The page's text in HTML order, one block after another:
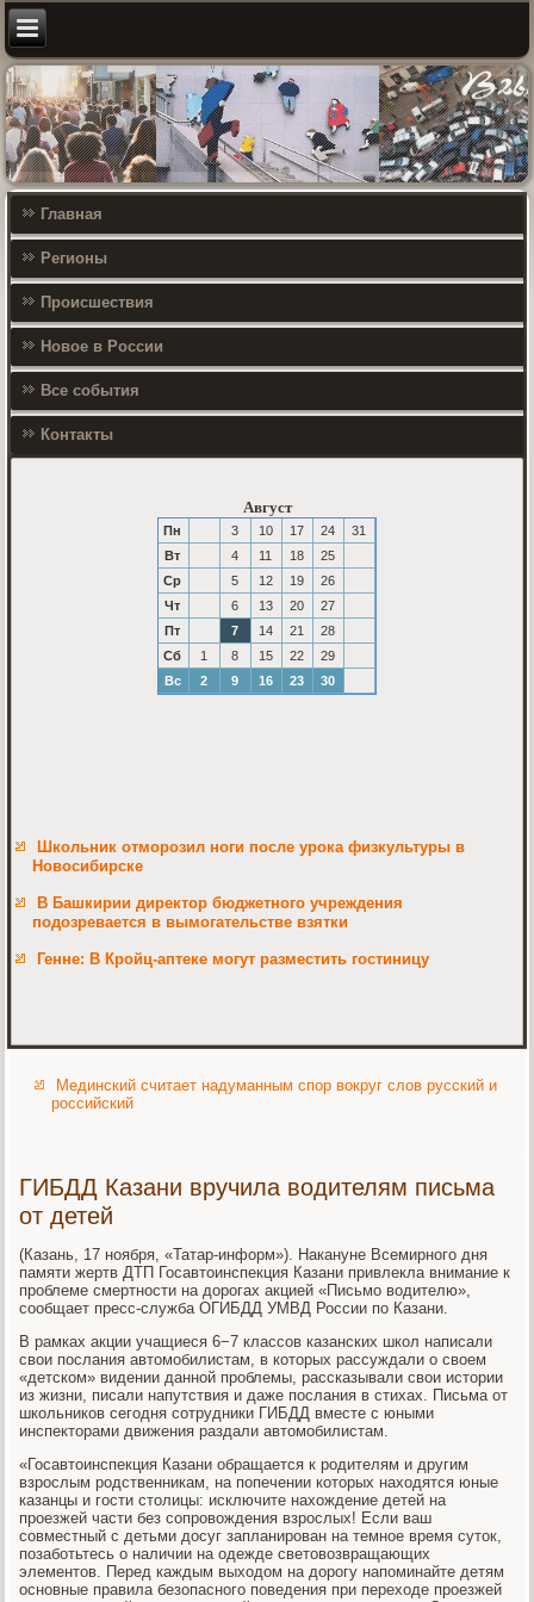
Главная
Регионы
Происшествия
Новое в России
Все события
Контакты
Август
Пн 3 10 17 24
31
Вт
4 11 18
25
Ср
5 12 19
26
Чт
6 13 20
27
Пт
7 14 21
28
Сб
1 8 15 22
29
Вс
2 9 16 23 30
Школьник отморозил ноги после урока физкультуры в
Новосибирске
В Башкирии директор бюджетного учреждения
подозревается в вымогательстве взятки
Генне: В Кройц-аптеке могут разместить гостиницу
Мединский считает надуманным спор вокруг слов русский и
российский
ГИБДД Казани вручила водителям письма
от детей
(Казань, 17 ноября, «Татар-информ»). Накануне Всемирного дня
памяти жертв ДТП Госавтоинспекция Казани привлекла внимание к
проблеме смертности на дорогах акцией «Письмо водителю»,
сообщает пресс-служба ОГИБДД УМВД России по Казани.
В рамках акции учащиеся 6−7 классов казанских школ написали
свои послания автомобилистам, в которых рассуждали о своем
«детском» видении данной проблемы, рассказывали свои истории
из жизни, писали напутствия и даже послания в стихах. Письма от
школьников сегодня сотрудники ГИБДД вместе с юными
инспекторами движения раздали автомобилистам.
«Госавтоинспекция Казани обращается к родителям и другим
взрослым родственникам, на попечении которых находятся юные
казанцы и гости столицы: исключите нахождение детей на
проезжей части без сопровождения взрослых! Если ваш
совместный с детьми досуг запланирован на темное время суток,
позаботьтесь о наличии на одежде световозвращающих
элементов. Перед каждым выходом на дорогу напоминайте детям
основные правила безопасного поведения при переходе проезжей